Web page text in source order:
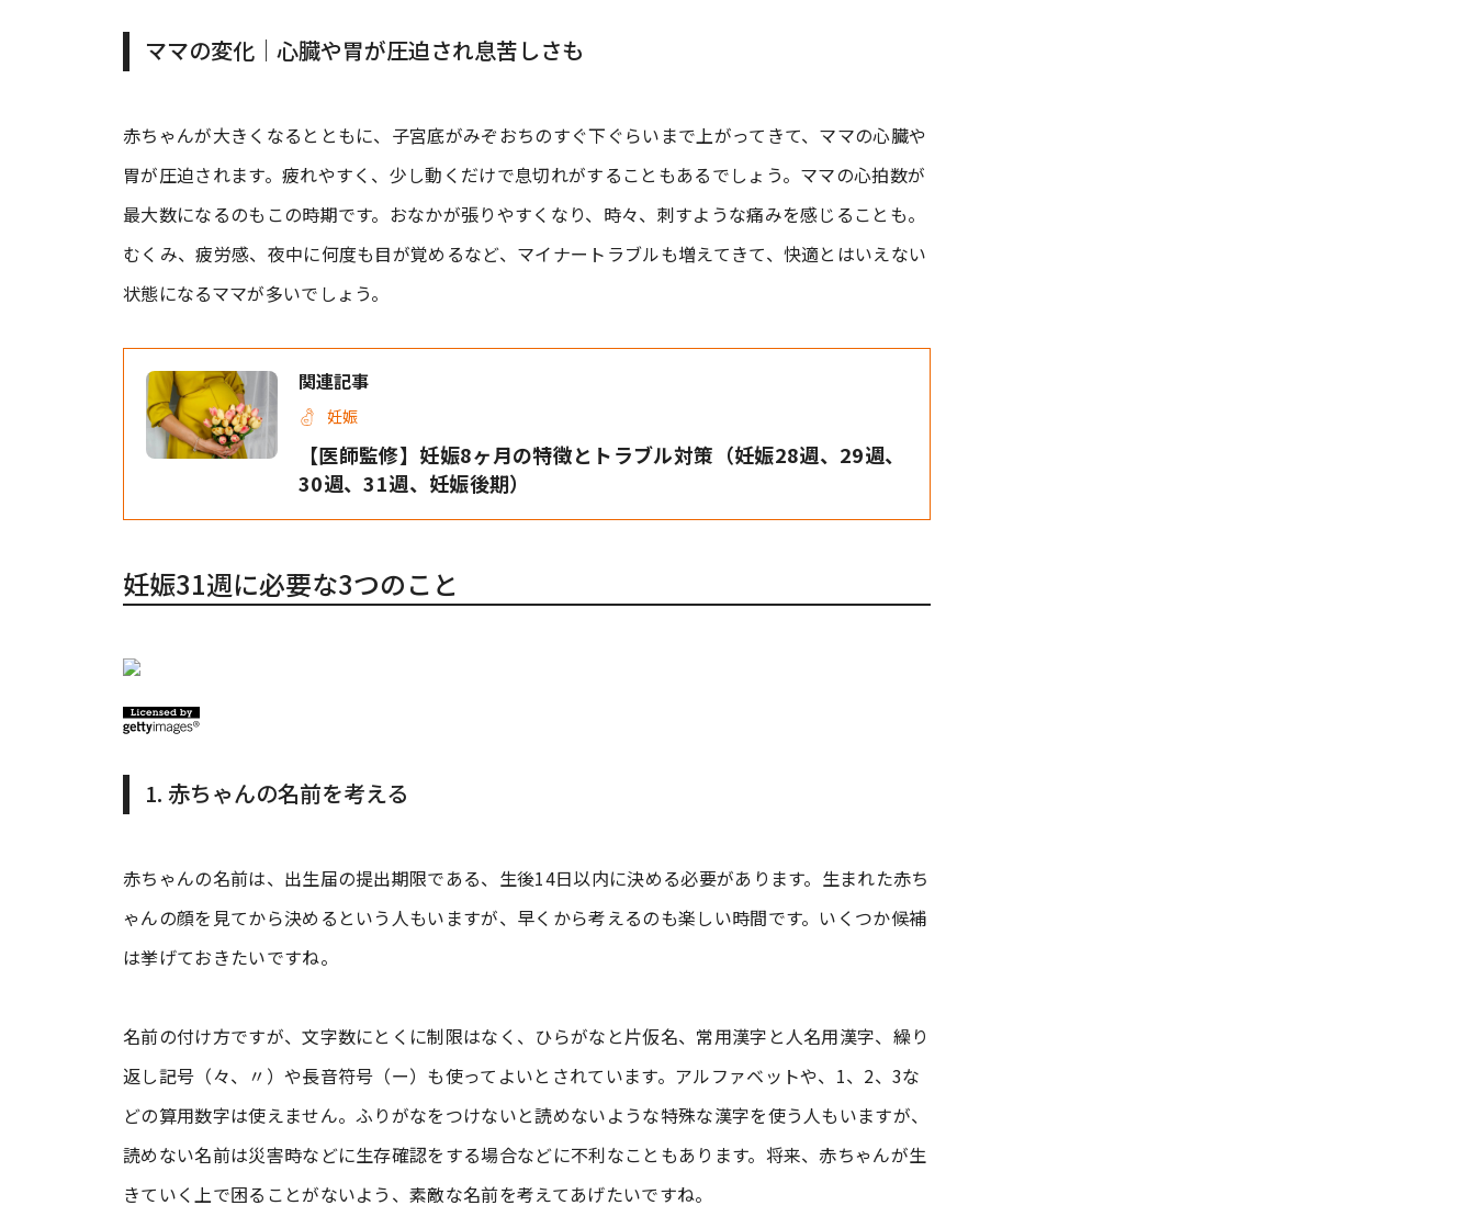
ママの変化｜心臓や胃が圧迫され息苦しさも
赤ちゃんが大きくなるとともに、子宮底がみぞおちのすぐ下ぐらいまで上がってきて、ママの心臓や
胃が圧迫されます。疲れやすく、少し動くだけで息切れがすることもあるでしょう。ママの心拍数が
最大数になるのもこの時期です。おなかが張りやすくなり、時々、刺すような痛みを感じることも。
むくみ、疲労感、夜中に何度も目が覚めるなど、マイナートラブルも増えてきて、快適とはいえない
状態になるママが多いでしょう。
関連記事
妊娠
【医師監修】妊娠8ヶ月の特徴とトラブル対策（妊娠28週、29週、
30週、31週、妊娠後期）
妊娠31週に必要な3つのこと
1. 赤ちゃんの名前を考える
赤ちゃんの名前は、出生届の提出期限である、生後14日以内に決める必要があります。生まれた赤ち
ゃんの顔を見てから決めるという人もいますが、早くから考えるのも楽しい時間です。いくつか候補
は挙げておきたいですね。
名前の付け方ですが、文字数にとくに制限はなく、ひらがなと片仮名、常用漢字と人名用漢字、繰り
返し記号（々、〃）や長音符号（ー）も使ってよいとされています。アルファベットや、1、2、3な
どの算用数字は使えません。ふりがなをつけないと読めないような特殊な漢字を使う人もいますが、
読めない名前は災害時などに生存確認をする場合などに不利なこともあります。将来、赤ちゃんが生
きていく上で困ることがないよう、素敵な名前を考えてあげたいですね。